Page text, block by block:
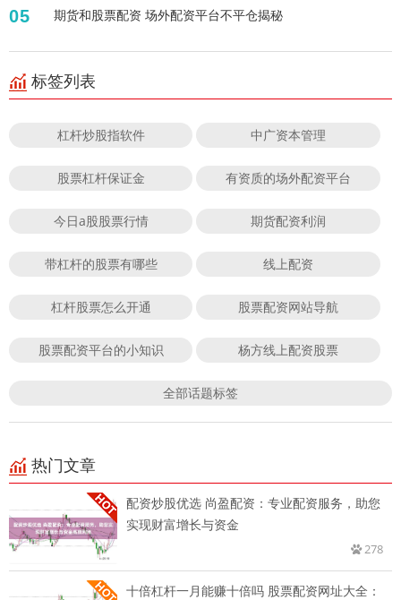
05 期货和股票配资 场外配资平台不平仓揭秘
标签列表
杠杆炒股指软件 中广资本管理
股票杠杆保证金 有资质的场外配资平台
今日a股股票行情 期货配资利润
带杠杆的股票有哪些 线上配资
杠杆股票怎么开通 股票配资网站导航
股票配资平台的小知识 杨方线上配资股票
全部话题标签
热门文章
配资炒股优选 尚盈配资：专业配资服务，助您
实现财富增长与资金
278
十倍杠杆一月能赚十倍吗 股票配资网址大全：